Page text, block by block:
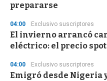
prepararse
04:00 Exclusivo suscriptores
El invierno arrancó
eléctrico: el precio
04:00 Exclusivo suscriptores
Emigró desde Nigeria